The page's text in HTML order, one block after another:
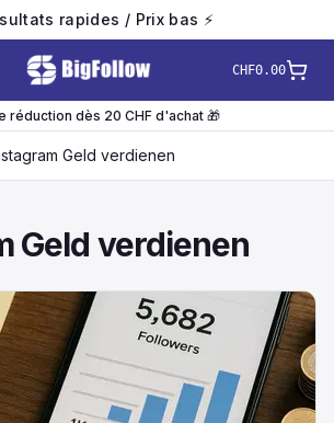
rapides / Prix bas ⚡
CHF0.00
réduction dès 20 CHF d'achat 🎁
Geld verdienen
Geld verdienen